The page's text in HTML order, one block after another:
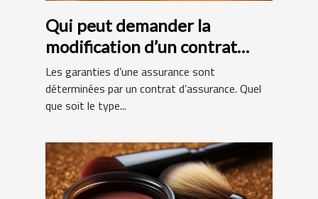
Qui peut demander la
modification d’un contrat
d’assurance ?
Les garanties d’une assurance sont
déterminées par un contrat d’assurance. Quel
que soit le type...